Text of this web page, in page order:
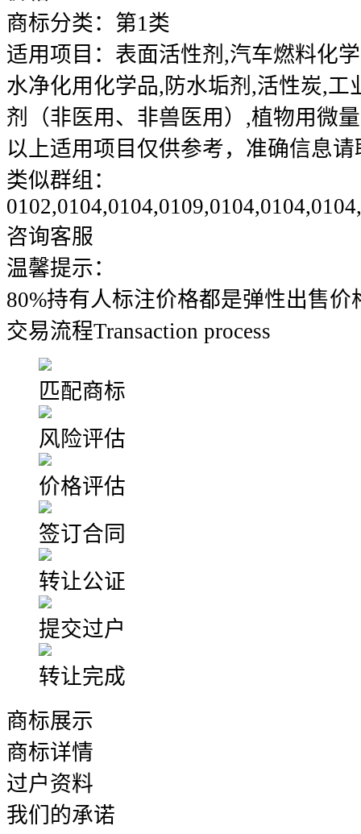
商标分类： 第1类
适用项目： 表面活性剂,汽车燃料化
水净化用化学品,防水垢剂,活性炭,工
剂（非医用、非兽医用）,植物用微
以上适用项目仅供参考，准确信息
类似群组：
咨询客服
温馨提示：
80%持有人标注价格都是弹性出售
交易流程Transaction process
匹配商标
风险评估
价格评估
签订合同
转让公证
提交过户
转让完成
商标展示
商标详情
过户资料
我们的承诺